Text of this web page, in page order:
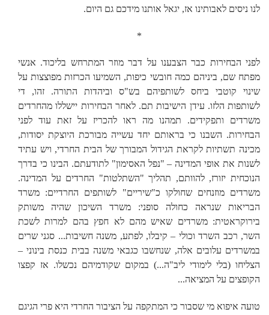
לנו ניסים לאבותינו אז, יגאל אותנו מידכם גם היום.
*
לפני הבחירות כבר הצבענו על דבר מוזר המתרחש בליכוד. אנשי
מפתח שם, ביניהם כמה חובשי כיפות, השמיעו הכרזות מפוצצות על
שינוי קוטבי ביחס לשותפיהם בש"ס וביהדות התורה. זהו, די
לשותפות הלזו. עידן הישיבות תם. לאחר הבחירות יישללו מהחרדים
משרדים ותפקידים. תמהנו מה ראו להכריז על זאת עוד לפני
הבחירות. השבנו כי בראותם יחד עשייה מבורכת היוצקת יסודות,
מכינה תשתיות לקראת הגידול המבורך של הבית החרדי, ויש עתיד
לשנות את אופי המדינה – "נפל האסימון" לתודעתם. הבינו כי בדרך
הנוכחית יזורז, להוותם, תהליך "השתלטות" החרדים על המדינה.
משרדים מוזנחים שחולקו כ"שיריים" לשותפים החרדיים: משרד
הבריאות שנראה כחולה סופני: משרד השיכון שהיה משותק
בירוקראטית: משרדים שאיש מהם לא חפץ בהם למרות לשכת
השר, רכב השרד וכולי – קיבלו, לפתע, משנה חשיבות... סגני שרים
במשרדים עלובים אלה, שנחשבו כגבאי משנה בבית כנסת בינוני –
הצליחו (בלי לימודי ליב"ה...) במקום שקודמיהם נכשלו. אז קפצו
הקופצים על המציאה...
טועה איפוא מי שסבור כי המתקפה על הציבור החרדי היא פרי הגיגם